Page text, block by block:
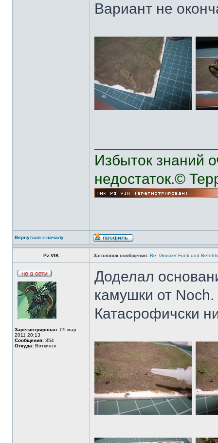
Вариант не
Избыток знаний
недостаток.©
Вернуться к началу
Pz.VIK Заголовок сообщения: Re: Grosser Funk und
Зарегистрирован: 05 мар
2011 20:13
Сообщения: 354
Откуда: Воткинск
Доделал
камушки от
Катасрофичски